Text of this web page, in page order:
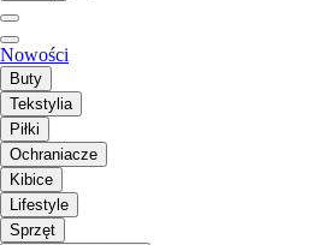
Nowości
Buty
Tekstylia
Piłki
Ochraniacze
Kibice
Lifestyle
Sprzęt